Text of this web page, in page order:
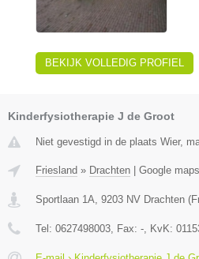
BEKIJK VOLLEDIG PROFIEL
Kinderfysiotherapie J de Groot
Niet gevestigd in de plaats Wier,
Friesland » Drachten Google maps
Sportlaan 1A, 9203 NV Drachten (
Tel: 0627498003, Fax: -, KvK: